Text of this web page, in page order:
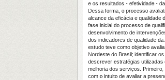
e os resultados - efetividade -
Dessa forma, o processo
alcance da eficácia e qualidade
fase inicial do processo de
desenvolvimento de
dos indicadores de qualidade
estudo teve como objetivo
Nordeste do Brasil; identificar
descrever estratégias utilizadas
melhoria dos serviços.
com o intuito de avaliar a